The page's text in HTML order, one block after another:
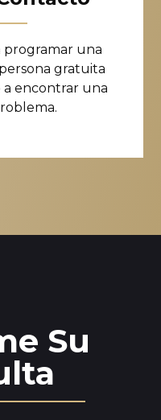
programar una
gratuita
encontrar una
Su